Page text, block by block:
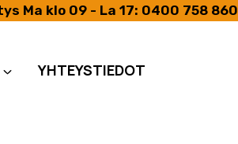
Ma klo 09 - La 17: 0400 758 860
YHTEYSTIEDOT